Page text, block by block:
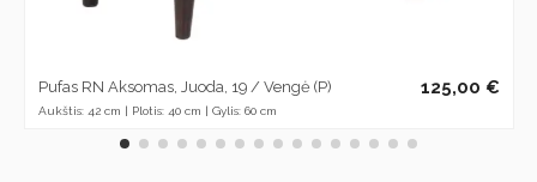
Pufas RN Aksomas, Juoda, 19 / Vengė (P)
Aukštis: 42 cm | Plotis: 40 cm | Gylis: 60 cm
125,00 €